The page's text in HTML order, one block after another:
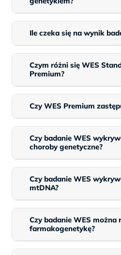
Ile czeka się na wynik
Czym różni się WES
Premium?
Czy WES Premium
Czy badanie WES
choroby genetyczne?
Czy badanie WES
mtDNA?
Czy badanie WES można
farmakogenetykę?